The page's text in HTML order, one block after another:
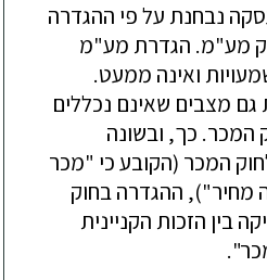
נבחנת על פי ההגדרה
מע"מ. הגדרת מע"מ
ואינה ממעט.
מצבים שאינם נכללים
כך, ובשונה
שבסעיף 1 לחוק המכר (הקובע כי "מכר
מחיר"), ההגדרה בחוק
בין הזכות הקניינית